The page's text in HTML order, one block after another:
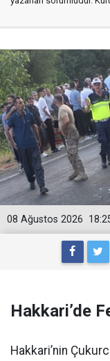
08 Ağustos 2026
Hakkari’de
Hakkari’nin